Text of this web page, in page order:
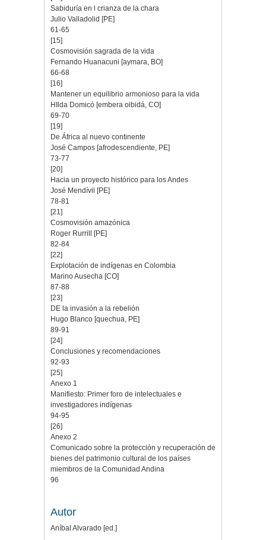
Sabiduría en l crianza de la chara
Julio Valladolid [PE]
61-65
[15]
Cosmovisión sagrada de la vida
Fernando Huanacuni [aymara, BO]
66-68
[16]
Mantener un equilibrio armonioso para la vida
HIlda Domicó [embera oibidá, CO]
69-70
[19]
De África al nuevo continente
José Campos [afrodescendiente, PE]
73-77
[20]
Hacia un proyecto histórico para los Andes
José Mendívil [PE]
78-81
[21]
Cosmovisión amazónica
Roger Rurrill [PE]
82-84
[22]
Explotación de indígenas en Colombia
Marino Ausecha [CO]
87-88
[23]
DE la invasión a la rebelión
Hugo Blanco [quechua, PE]
89-91
[24]
Conclusiones y recomendaciones
92-93
[25]
Anexo 1
Manifiesto: Primer foro de intelectuales e
investigadores indígenas
94-95
[26]
Anexo 2
Comunicado sobre la protección y recuperación de
bienes del patrimonio cultural de los países
miembros de la Comunidad Andina
96
Autor
Aníbal Alvarado [ed.]